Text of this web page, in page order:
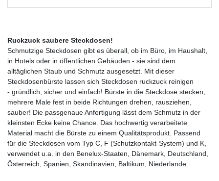
Ruckzuck saubere Steckdosen!
Schmutzige Steckdosen gibt es überall, ob im Büro, im Haushalt,
in Hotels oder in öffentlichen Gebäuden - sie sind dem
alltäglichen Staub und Schmutz ausgesetzt. Mit dieser
Steckdosenbürste lassen sich Steckdosen ruckzuck reinigen
- gründlich, sicher und einfach! Bürste in die Steckdose stecken,
mehrere Male fest in beide Richtungen drehen, rausziehen,
sauber! Die passgenaue Anfertigung lässt dem Schmutz in der
kleinsten Ecke keine Chance. Das hochwertig verarbeitete
Material macht die Bürste zu einem Qualitätsprodukt. Passend
für die Steckdosen vom Typ C, F (Schutzkontakt-System) und K,
verwendet u.a. in den Benelux-Staaten, Dänemark, Deutschland,
Österreich, Spanien, Skandinavien, Baltikum, Niederlande.